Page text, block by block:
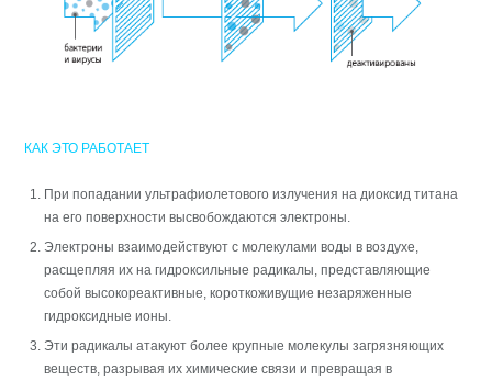
КАК ЭТО РАБОТАЕТ
При попадании ультрафиолетового излучения на диоксид титана
на его поверхности высвобождаются электроны.
Электроны взаимодействуют с молекулами воды в воздухе,
расщепляя их на гидроксильные радикалы, представляющие
собой высокореактивные, короткоживущие незаряженные
гидроксидные ионы.
Эти радикалы атакуют более крупные молекулы загрязняющих
веществ, разрывая их химические связи и превращая в